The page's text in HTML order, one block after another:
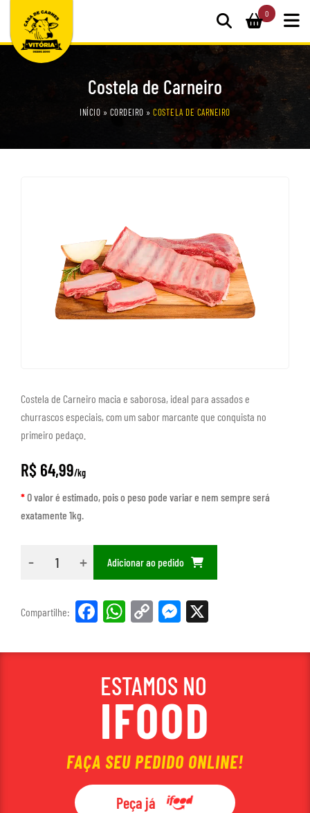
0
Costela de Carneiro
INÍCIO » CORDEIRO »COSTELA DE CARNEIRO
Costela de Carneiro macia e saborosa, ideal para assados e
churrascos especiais, com um sabor marcante que conquista no
primeiro pedaço.
R$ 64,99/kg
*O valor é estimado, pois o peso pode variar e nem sempre será
exatamente 1kg.
- + Adicionar ao pedido
Compartilhe: Facebook WhatsAppCopy
Messenger
ESTAMOS NO
IFOOD
FAÇA SEU PEDIDO ONLINE!
Peça já